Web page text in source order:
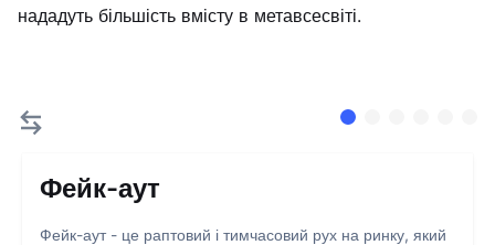
нададуть більшість вмісту в метавсесвіті.
Фейк-аут
Фейк-аут - це раптовий і тимчасовий рух на ринку, який